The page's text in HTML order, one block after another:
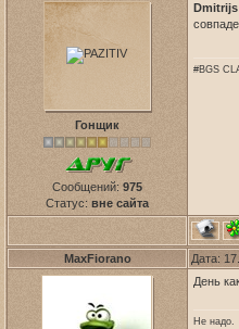
Гонщик
Сообщений: 975
Статус: вне сайта
Dmitrijs
#BGS
MaxFiorano Дата:
День
Не надо.